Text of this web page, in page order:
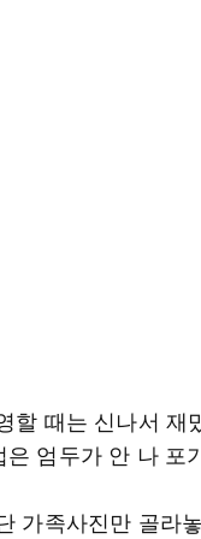
할 때는 신나서
은 엄두가 안 나 포
가족사진만 골라